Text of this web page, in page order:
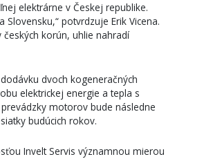
elektrárne v Českej republike.
potvrdzuje Erik Vicena.
korún, uhlie nahradí
dvoch kogeneračných
elektrickej energie a tepla s
motorov bude následne
budúcich rokov.
Invelt Servis významnou mierou